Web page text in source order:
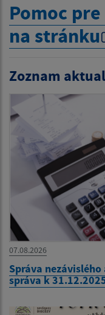
Pomoc
na stránku
Zoznam
07.08.2026
Správa
správa k